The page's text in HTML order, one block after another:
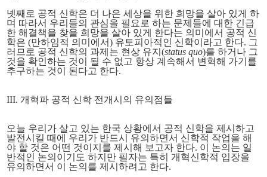
넷째로 공적 신학은 더 나은 세상을 위한 희망을 살아 있게 하
며 따라서 우리들의 관심을 필요로 하는 문제들에 대한 긴급
한 해결책을 찾을 희망을 살아 있게 한다는 의미에서 공적 신
학은 (만하임적 의미에서) 유토피아적인 신학이라고 한다. 그
러므로 공적 신학의 과제는 현상 유지(status quo)를 하거나 그
것을 확인하는 것이 될 수 없고 항상 계속해서 변혁해 가기를
추구하는 것이 된다고 한다.
III. 개혁파 공적 신학 전개시의 유의점들
오늘 우리가 살고 있는 한국 상황에서 공적 신학을 제시하고
발전시킬 때에 우리가 반드시 유의하면서 신학적 작업을 해
야 할 것은 어떤 것이지를 제시해 보고자 한다. 이 논의는 일
반적인 논의이기도 하지만 필자는 특히 개혁신학적 입장을
유의하면서 이 논의를 제시하려고 한다.